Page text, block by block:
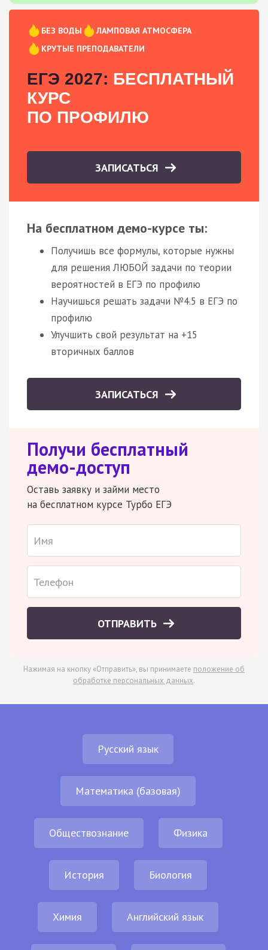
БЕЗ ВОДЫ
ЛАМПОВАЯ АТМОСФЕРА
КРУТЫЕ ПРЕПОДАВАТЕЛИ
ЕГЭ 2027: БЕСПЛАТНЫЙ
КУРС
ПО ПРОФИЛЮ
ЗАПИСАТЬСЯ
На бесплатном демо-курсе ты:
Получишь все формулы, которые нужны
для решения ЛЮБОЙ задачи по теории
вероятностей в ЕГЭ по профилю
Научишься решать задачи №4.5 в ЕГЭ по
профилю
Улучшить свой результат на +15
вторичных баллов
ЗАПИСАТЬСЯ
Получи бесплатный
демо-доступ
Оставь заявку и займи место
на бесплатном курсе Турбо ЕГЭ
ОТПРАВИТЬ
Нажимая на кнопку «Отправить», вы принимаете положение об
обработке персональных данных.
Русский язык
Математика (базовая)
Обществознание Физика
История Биология
Химия Английский язык